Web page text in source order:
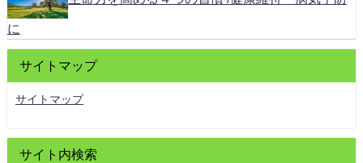
に
サイトマップ
サイトマップ
サイト内検索